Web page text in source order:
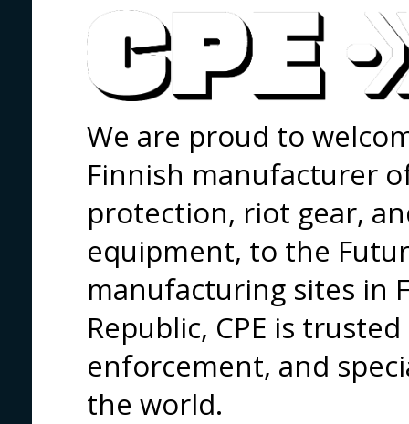
We are proud to
Finnish manufacturer
protection, riot gear,
equipment, to the
manufacturing sites in
Republic, CPE is
enforcement, and
the world.